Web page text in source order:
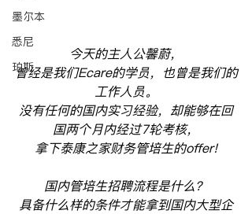
墨尔本
悉尼
珀斯
今天的主人公馨蔚，
曾经是我们Ecare的学员，也曾是我们的
工作人员。
没有任何的国内实习经验，却能够在回
国两个月内经过7轮考核，
拿下泰康之家财务管培生的offer!
国内管培生招聘流程是什么？
具备什么样的条件才能拿到国内大型企